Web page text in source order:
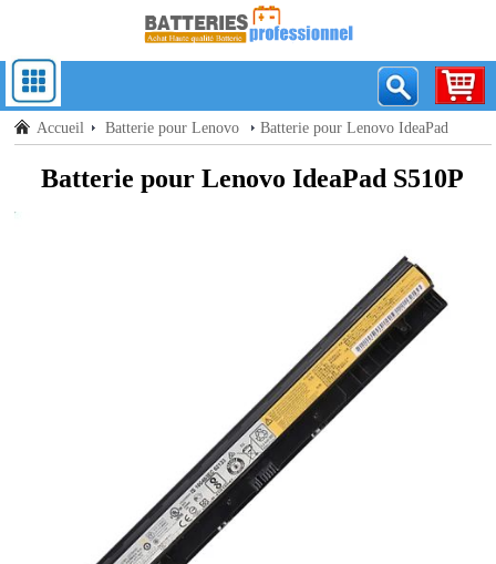
Accueil Batterie pour Lenovo Batterie pour Lenovo IdeaPad
Batterie pour Lenovo IdeaPad S510P